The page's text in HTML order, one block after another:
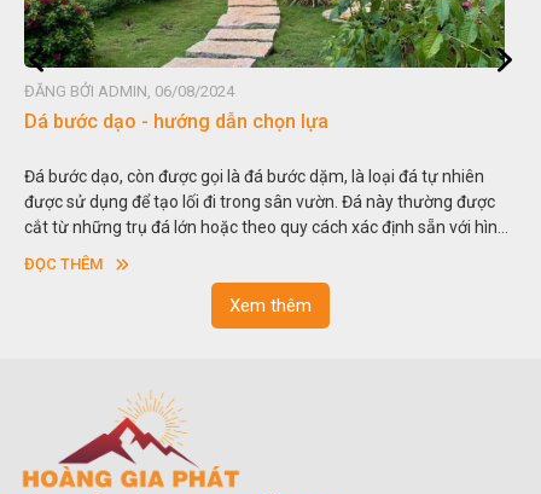
chọn lựa
đá bước dặm, là loại đá tự nhiên
sân vườn. Đá này thường được
theo quy cách xác định sẵn với hình
có độ dày khác nhau.
Đá non bộ - cách lựa
Hòn non bộ được biết đến là
thu nhỏ, đưa mô hình những
trong các vườn cảnh. Hay nói
Xem thêm